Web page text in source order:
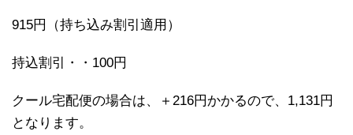
915円（持ち込み割引適用）
持込割引・・100円
クール宅配便の場合は、＋216円かかるので、1,131円
となります。